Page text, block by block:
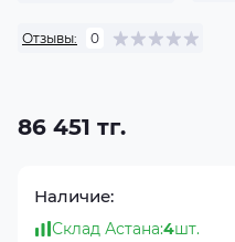
Отзывы: 0
86 451 тг.
Наличие:
Склад Астана:4шт.